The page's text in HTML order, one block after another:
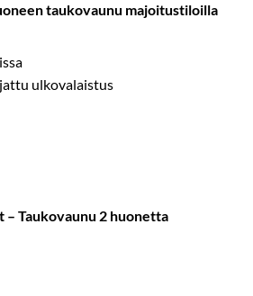
taukovaunu majoitustiloilla
ulkovalaistus
Taukovaunu 2 huonetta